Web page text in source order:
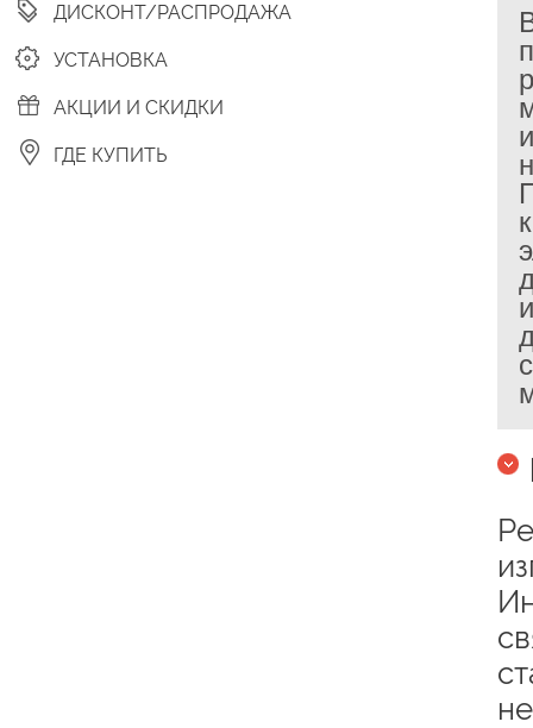
ДИСКОНТ/РАСПРОДАЖА
УСТАНОВКА
АКЦИИ И СКИДКИ
ГДЕ КУПИТЬ